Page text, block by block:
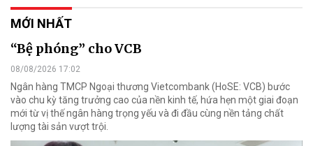
MỚI NHẤT
“Bệ phóng” cho VCB
08/08/2026 17:02
Ngân hàng TMCP Ngoại thương Vietcombank (HoSE: VCB) bước
vào chu kỳ tăng trưởng cao của nền kinh tế, hứa hẹn một giai đoạn
mới từ vị thế ngân hàng trọng yếu và đi đầu cùng nền tảng chất
lượng tài sản vượt trội.